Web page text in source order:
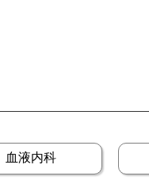
血液内科